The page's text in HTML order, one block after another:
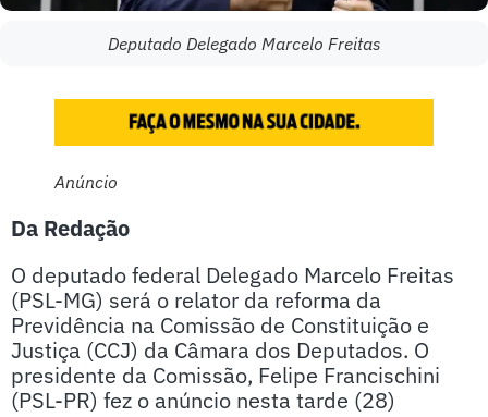
Deputado Delegado Marcelo Freitas
Anúncio
Da Redação
O deputado federal Delegado Marcelo Freitas
(PSL-MG) será o relator da reforma da
Previdência na Comissão de Constituição e
Justiça (CCJ) da Câmara dos Deputados. O
presidente da Comissão, Felipe Francischini
(PSL-PR) fez o anúncio nesta tarde (28)